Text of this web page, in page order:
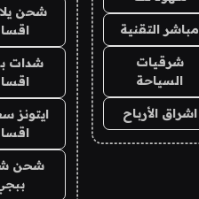
مباشر التقنية
شرقيات
السياحة
اشراق الأرباح
شحن
شدات
ايتونز
شحن